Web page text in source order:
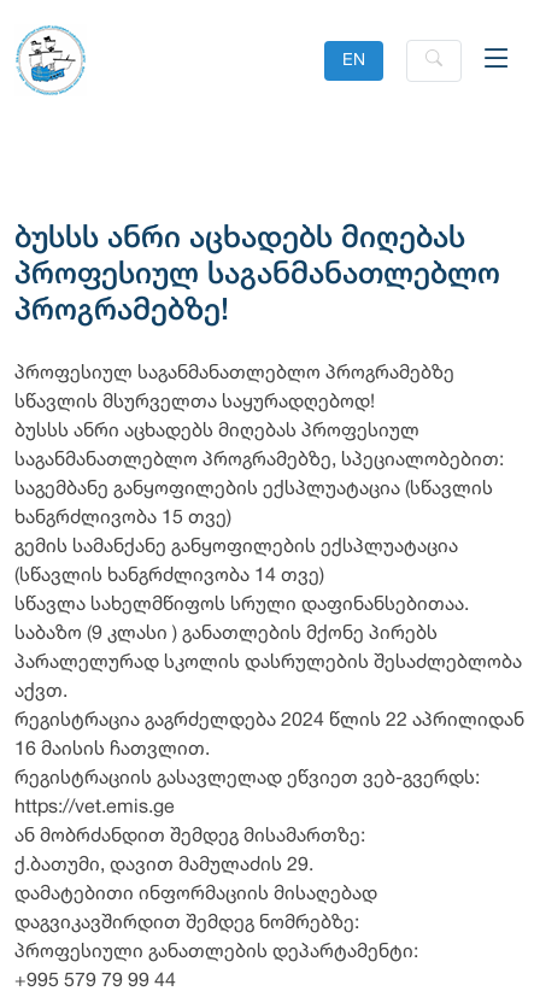
EN
ბუსსს ანრი აცხადებს მიღებას
პროფესიულ საგანმანათლებლო
პროგრამებზე!
პროფესიულ საგანმანათლებლო პროგრამებზე
სწავლის მსურველთა საყურადღებოდ!
ბუსსს ანრი აცხადებს მიღებას პროფესიულ
საგანმანათლებლო პროგრამებზე, სპეციალობებით:
საგემბანე განყოფილების ექსპლუატაცია (სწავლის
ხანგრძლივობა 15 თვე)
გემის სამანქანე განყოფილების ექსპლუატაცია
(სწავლის ხანგრძლივობა 14 თვე)
სწავლა სახელმწიფოს სრული დაფინანსებითაა.
საბაზო (9 კლასი ) განათლების მქონე პირებს
პარალელურად სკოლის დასრულების შესაძლებლობა
აქვთ.
რეგისტრაცია გაგრძელდება 2024 წლის 22 აპრილიდან
16 მაისის ჩათვლით.
რეგისტრაციის გასავლელად ეწვიეთ ვებ-გვერდს:
https://vet.emis.ge
ან მობრძანდით შემდეგ მისამართზე:
ქ.ბათუმი, დავით მამულაძის 29.
დამატებითი ინფორმაციის მისაღებად
დაგვიკავშირდით შემდეგ ნომრებზე:
პროფესიული განათლების დეპარტამენტი:
+995 579 79 99 44